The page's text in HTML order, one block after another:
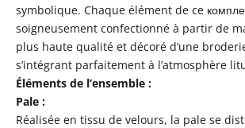
symbolique. Chaque élément de ce
soigneusement confectionné à partir de
plus haute qualité et décoré d’une
s’intégrant parfaitement à l’atmosphère
Éléments de l’ensemble :
Pale :
Réalisée en tissu de velours, la pale se